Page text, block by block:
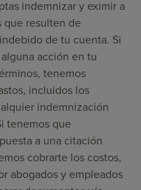
indemnizar y eximir a
que resulten de
de tu cuenta. Si
acción en tu
tenemos
incluidos los
indemnización
tenemos que
a una citación
cobrarte los costos,
abogados y empleados